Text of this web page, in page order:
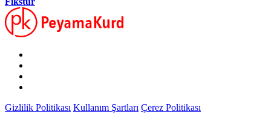
Gizlilik Politikası Kullanım Şartları Çerez Politikası